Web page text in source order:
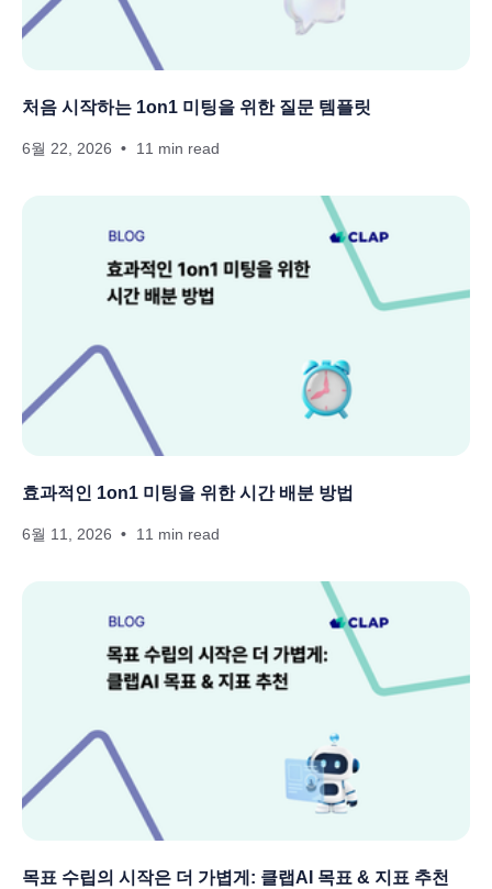
처음 시작하는 1on1 미팅을 위한 질문 템플릿
6월 22, 2026 11 min read
효과적인 1on1 미팅을 위한 시간 배분 방법
6월 11, 2026 11 min read
목표 수립의 시작은 더 가볍게: 클랩AI 목표 & 지표 추천